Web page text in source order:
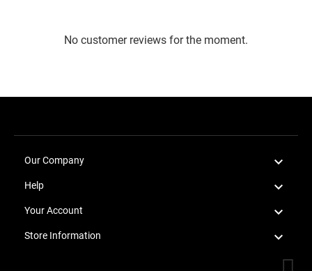
No customer reviews for the moment.
Our Company 
Help 
Your Account 
Store Information 